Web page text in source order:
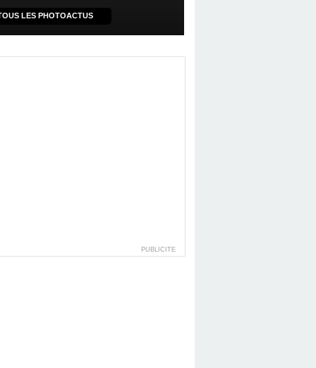
LES PHOTOACTUS
PUBLICITE